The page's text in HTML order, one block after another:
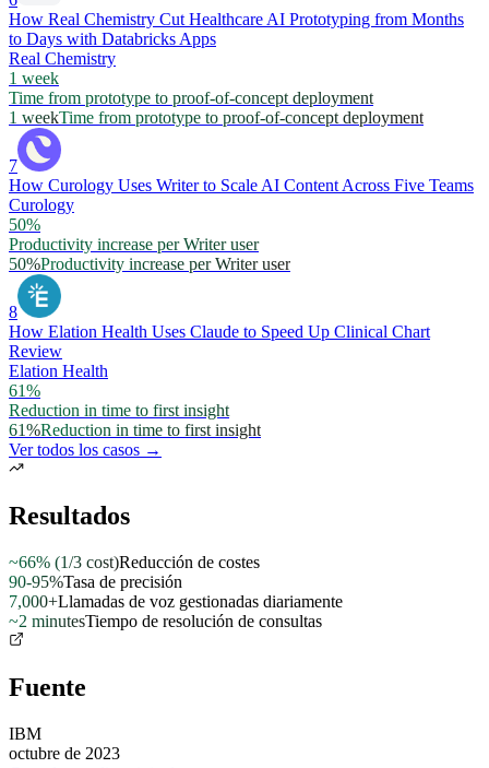
How Real Chemistry Cut Healthcare AI Prototyping from Months
to Days with Databricks Apps
Real Chemistry
1 week
Time from prototype to proof-of-concept deployment
1 weekTime from prototype to proof-of-concept deployment
7
How Curology Uses Writer to Scale AI Content Across Five Teams
Curology
50%
Productivity increase per Writer user
50%Productivity increase per Writer user
8
How Elation Health Uses Claude to Speed Up Clinical Chart
Review
Elation Health
61%
Reduction in time to first insight
61%Reduction in time to first insight
Ver todos los casos →
Resultados
~66% (1/3 cost)Reducción de costes
90-95%Tasa de precisión
7,000+Llamadas de voz gestionadas diariamente
~2 minutesTiempo de resolución de consultas
Fuente
IBM
octubre de 2023